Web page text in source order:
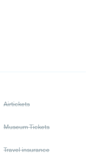
Airtickets
Museum Tickets
Travel insurance